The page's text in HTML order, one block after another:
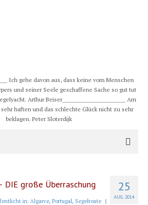
Ich gehe davon aus, dass keine vom Menschen
und seiner Seele geschaffene Sache so gut tut
Arthur Beiser__________________________ Am
haften und das schlechte Glück nicht zu sehr
beklagen. Peter Sloterdijk
25
AUG. 2014
DIE große Überraschung
in: Algarve, Portugal, Segelroute
|